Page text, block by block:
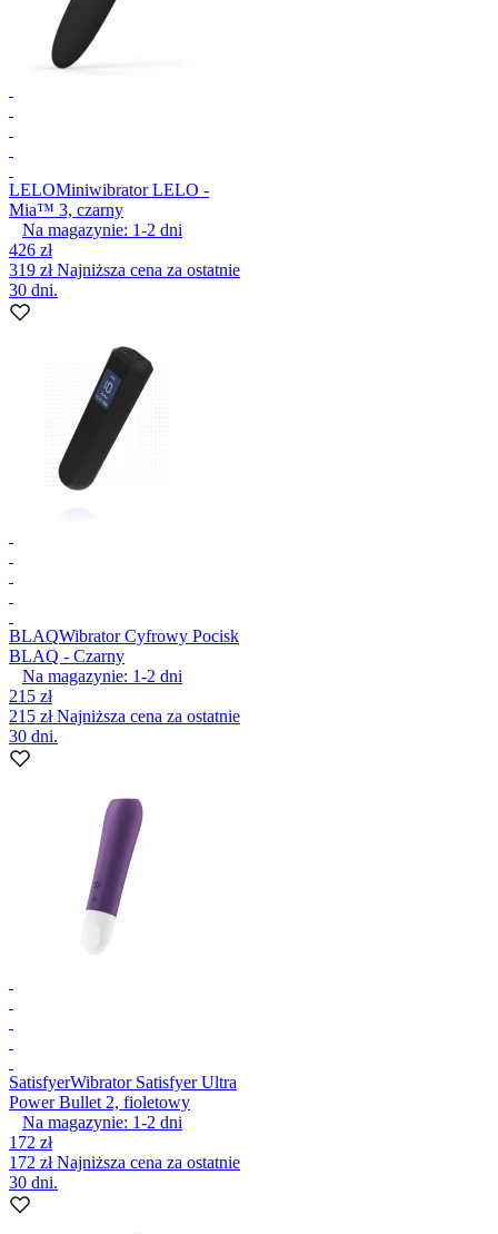
LELOMiniwibrator LELO -
Mia™ 3, czarny
Na magazynie: 1-2 dni
426 zł
319 złNajniższa cena za ostatnie
30 dni.
BLAQWibrator Cyfrowy Pocisk
BLAQ - Czarny
Na magazynie: 1-2 dni
215 zł
215 złNajniższa cena za ostatnie
30 dni.
SatisfyerWibrator Satisfyer Ultra
Power Bullet 2, fioletowy
Na magazynie: 1-2 dni
172 zł
172 złNajniższa cena za ostatnie
30 dni.